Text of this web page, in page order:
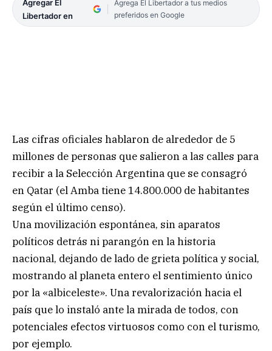
Agregar El
Libertador en
Agrega El Libertador a tus medios
preferidos en Google
Las cifras oficiales hablaron de alrededor de 5
millones de personas que salieron a las calles para
recibir a la Selección Argentina que se consagró
en Qatar (el Amba tiene 14.800.000 de habitantes
según el último censo).
Una movilización espontánea, sin aparatos
políticos detrás ni parangón en la historia
nacional, dejando de lado de grieta política y social,
mostrando al planeta entero el sentimiento único
por la «albiceleste». Una revalorización hacia el
país que lo instaló ante la mirada de todos, con
potenciales efectos virtuosos como con el turismo,
por ejemplo.